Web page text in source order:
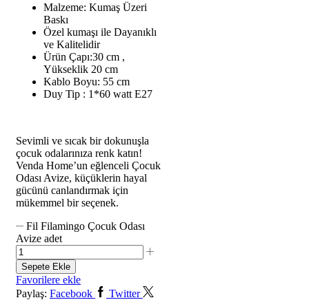
Malzeme: Kumaş Üzeri
Baskı
Özel kumaşı ile Dayanıklı
ve Kalitelidir
Ürün Çapı:30 cm ,
Yükseklik 20 cm
Kablo Boyu: 55 cm
Duy Tip : 1*60 watt E27
Sevimli ve sıcak bir dokunuşla
çocuk odalarınıza renk katın!
Venda Home’un eğlenceli Çocuk
Odası Avize, küçüklerin hayal
gücünü canlandırmak için
mükemmel bir seçenek.
Fil Filamingo Çocuk Odası
Avize adet
Sepete Ekle
Favorilere ekle
Paylaş: Facebook
Twitter